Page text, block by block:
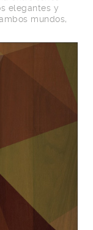
elegantes y
mundos,
el impacto